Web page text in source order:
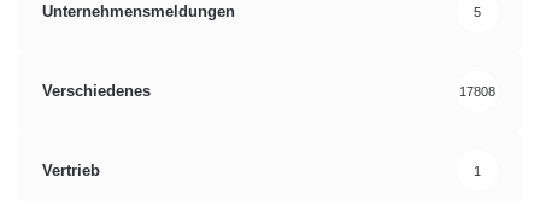
Unternehmensmeldungen 5
Verschiedenes 17808
Vertrieb 1